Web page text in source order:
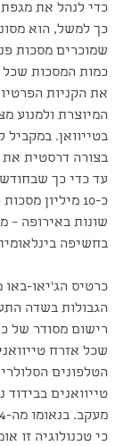
כדי לנהל את
כך למשל, הוא
שמוכרים מסכות
כמות המסכות שכל
את הקניות
המיוצרת ולמנוע
בטייוואן. במקביל
בצורה דרסטית את
עד כדי כך
כ-10 מיליון
שונות באירופה –
בחשיפה
כרטיס הג'יאו-באו
הגבולות בשדה
רישום מסודר של
שכל אזרח
הטלפונים
טייוואנים
כי טכנולוגיה זו